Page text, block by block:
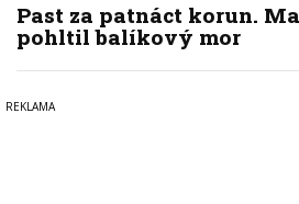
Past za patnáct korun.
pohltil balíkový mor